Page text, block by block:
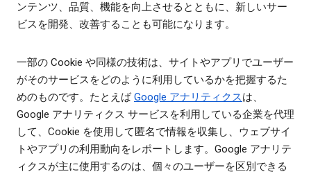
ンテンツ、品質、機能を向上させるとともに、新しいサー
ビスを開発、改善することも可能になります。
一部の Cookie や同様の技術は、サイトやアプリでユーザー
がそのサービスをどのように利用しているかを把握するた
めのものです。たとえばGoogle アナリティクスは、
Google アナリティクス サービスを利用している企業を代理
して、Cookie を使用して匿名で情報を収集し、ウェブサイ
トやアプリの利用動向をレポートします。Google アナリテ
ィクスが主に使用するのは、個々のユーザーを区別できる